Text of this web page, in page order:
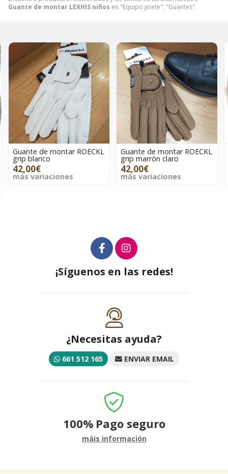
Guante de montar LEXHIS niños en "Equipo jinete", "Guantes".
Guante de montar ROECKL
grip marrón claro
42,00€
más variaciones
Guante de montar ROECKL
grip marrón/caramelo
42,00€
más variaciones
¡Síguenos en las redes!
¿Necesitas ayuda?
661 512 165 ENVIAR EMAIL
100% Pago seguro
máis información